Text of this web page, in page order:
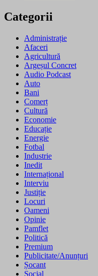
Categorii
Administrație
Afaceri
Agricultură
Argeșul Concret
Audio Podcast
Auto
Bani
Comerț
Cultură
Economie
Educație
Energie
Fotbal
Industrie
Inedit
Internațional
Interviu
Justiție
Locuri
Oameni
Opinie
Pamflet
Politică
Premium
Publicitate/Anunțuri
Șocant
Social